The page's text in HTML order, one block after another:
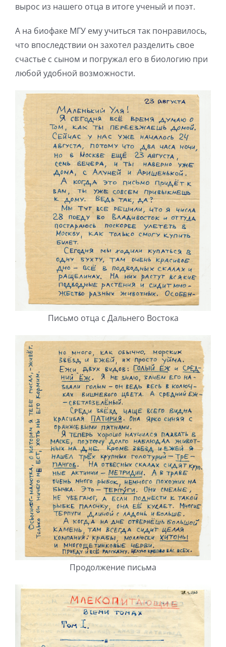
вырос из нашего отца в итоге ученый и поэт.
А на биофаке МГУ ему учиться так понравилось,
что впоследствии он захотел разделить свое
счастье с сыном и погружал его в биологию при
любой удобной возможности.
Письмо отца с Дальнего Востока
Продолжение письма